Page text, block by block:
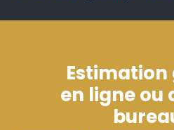
en ligne ou